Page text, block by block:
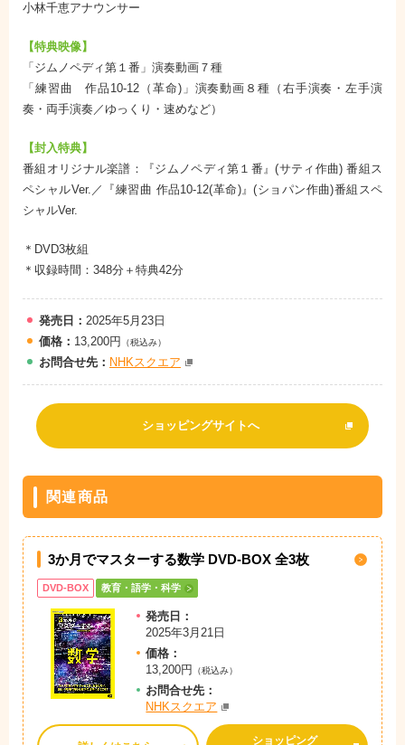
小林千恵アナウンサー
【特典映像】
「ジムノペディ第１番」演奏動画７種
「練習曲 作品10-12（革命)」演奏動画８種（右手演奏・左手演
奏・両手演奏／ゆっくり・速めなど）
【封入特典】
番組オリジナル楽譜：『ジムノペディ第１番』(サティ作曲) 番組ス
ペシャルVer.／『練習曲 作品10-12(革命)』(ショパン作曲)番組スペ
シャルVer.
＊DVD3枚組
＊収録時間：348分＋特典42分
発売日： 2025年5月23日
価格： 13,200円 （税込み）
お問合せ先： NHKスクエア
ショッピングサイトへ
関連商品
3か月でマスターする数学 DVD-BOX 全3枚
DVD-BOX 教育・語学・科学
発売日：
2025年3月21日
価格：
13,200円
（税込み）
お問合せ先：
NHKスクエア
ショッピング